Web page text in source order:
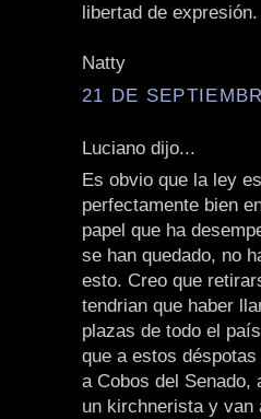
libertad de
Natty
21 DE
Luciano dijo...
Es obvio que la ley
perfectamente bien
papel que ha
se han quedado, no
esto. Creo que
tendrian que haber
plazas de todo el
que a estos
a Cobos del Senado,
un kirchnerista y van